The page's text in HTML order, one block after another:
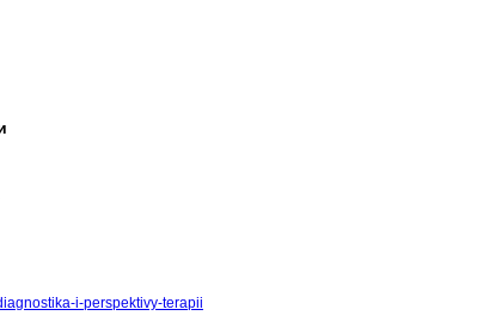
i-perspektivy-terapii